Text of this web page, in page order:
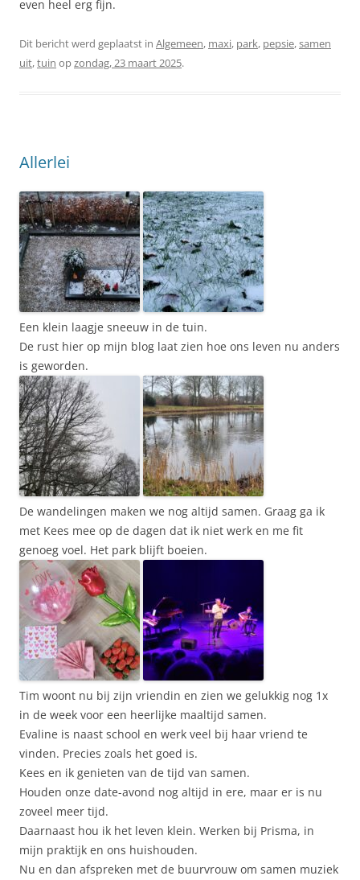
even heel erg fijn.
Dit bericht werd geplaatst in Algemeen, maxi, park, pepsie,samen
uit,tuin opzondag, 23 maart 2025.
Allerlei
Een klein laagje sneeuw in de tuin.
De rust hier op mijn blog laat zien hoe ons leven nu anders
is geworden.
De wandelingen maken we nog altijd samen. Graag ga ik
met Kees mee op de dagen dat ik niet werk en me fit
genoeg voel. Het park blijft boeien.
Tim woont nu bij zijn vriendin en zien we gelukkig nog 1x
in de week voor een heerlijke maaltijd samen.
Evaline is naast school en werk veel bij haar vriend te
vinden. Precies zoals het goed is.
Kees en ik genieten van de tijd van samen.
Houden onze date-avond nog altijd in ere, maar er is nu
zoveel meer tijd.
Daarnaast hou ik het leven klein. Werken bij Prisma, in
mijn praktijk en ons huishouden.
Nu en dan afspreken met de buurvrouw om samen muziek